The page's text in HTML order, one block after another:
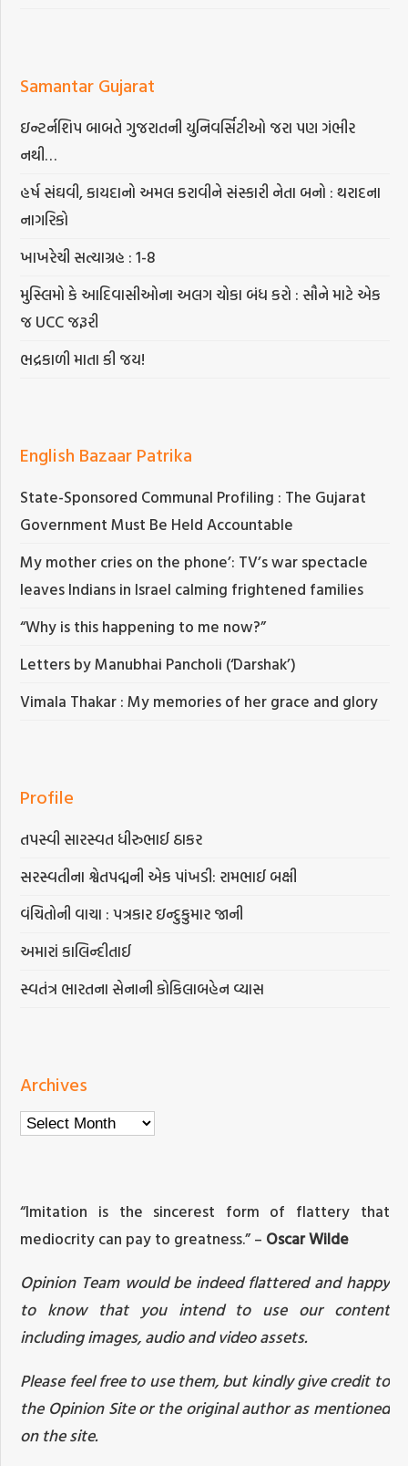
Samantar Gujarat
ઇન્ટર્નશિપ બાબતે ગુજરાતની યુનિવર્સિટીઓ જરા પણ ગંભીર
નથી…
હર્ષ સંઘવી, કાયદાનો અમલ કરાવીને સંસ્કારી નેતા બનો : થરાદના
નાગરિકો
ખાખરેચી સત્યાગ્રહ : 1-8
મુસ્લિમો કે આદિવાસીઓના અલગ ચોકા બંધ કરો : સૌને માટે એક
જ UCC જરૂરી
ભદ્રકાળી માતા કી જય!
English Bazaar Patrika
State-Sponsored Communal Profiling : The Gujarat
Government Must Be Held Accountable
My mother cries on the phone’: TV’s war spectacle
leaves Indians in Israel calming frightened families
“Why is this happening to me now?”
Letters by Manubhai Pancholi (‘Darshak’)
Vimala Thakar : My memories of her grace and glory
Profile
તપસ્વી સારસ્વત ધીરુભાઈ ઠાકર
સરસ્વતીના શ્વેતપદ્મની એક પાંખડી: રામભાઈ બક્ષી
વંચિતોની વાચા : પત્રકાર ઇન્દુકુમાર જાની
અમારાં કાલિન્દીતાઈ
સ્વતંત્ર ભારતના સેનાની કોકિલાબહેન વ્યાસ
Archives
Archives
“Imitation is the sincerest form of flattery that
mediocrity can pay to greatness.” – Oscar Wilde
Opinion Team would be indeed flattered and happy
to know that you intend to use our content
including images, audio and video assets.
Please feel free to use them, but kindly give credit to
the Opinion Site or the original author as mentioned
on the site.